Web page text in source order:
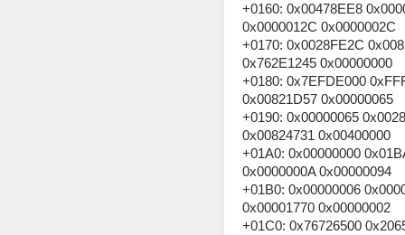
+0160: 0x00478EE8
0x0000012C 0x0000002C
+0170: 0x0028FE2C
0x762E1245 0x00000000
+0180: 0x7EFDE000
0x00821D57 0x00000065
+0190: 0x00000065
0x00824731 0x00400000
+01A0: 0x00000000
0x0000000A 0x00000094
+01B0: 0x00000006
0x00001770 0x00000002
+01C0: 0x76726500